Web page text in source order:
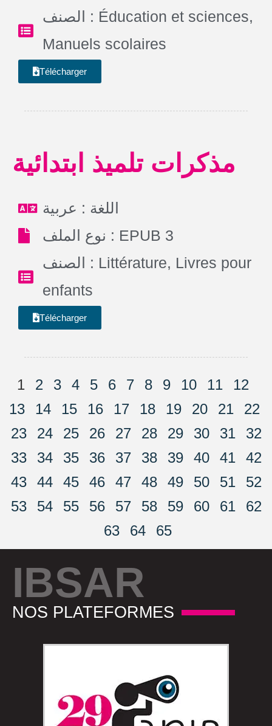
الصنف : Éducation et sciences,
Manuels scolaires
Télécharger
مذكرات تلميذ ابتدائية
اللغة : عربية
نوع الملف : EPUB 3
الصنف : Littérature, Livres pour
enfants
Télécharger
1 2 3 4 5 6 7 8 9 10 11
12
13
14 15 16 17 18 19 20 21
22
23
24 25 26 27 28 29 30 31
32
33
34 35 36 37 38 39 40 41
42
43
44 45 46 47 48 49 50 51
52
53
54 55 56 57 58 59 60 61
62
63
64 65
IBSAR
NOS PLATEFORMES